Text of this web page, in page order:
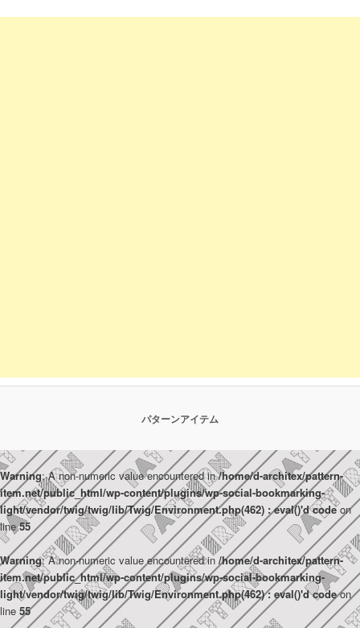
パターンアイテム
Warning: A non-numeric value encountered in/home/d-architex/pattern-
item.net/public_html/wp-content/plugins/wp-social-bookmarking-
light/vendor/twig/twig/lib/Twig/Environment.php(462) : eval()'d codeon
line55
Warning: A non-numeric value encountered in /home/d-architex/pattern-
item.net/public_html/wp-content/plugins/wp-social-bookmarking-
light/vendor/twig/twig/lib/Twig/Environment.php(462) : eval()'d codeon
line 55